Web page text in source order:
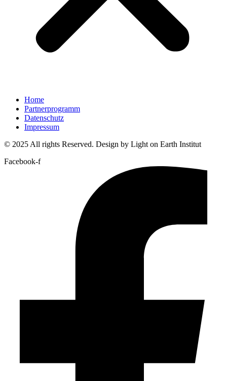
Home
Partnerprogramm
Datenschutz
Impressum
© 2025 All rights Reserved. Design by Light on Earth Institut
Facebook-f